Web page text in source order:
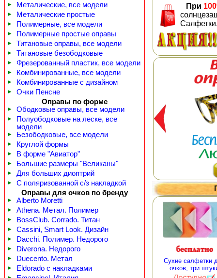
► Металические, все модели
► Металические простые
► Полимерные, все модели
► Полимерные простые оправы
► Титановые оправы, все модели
► Титановые безободковые
► Фрезерованный пластик, все модели
► Комбинированные, все модели
► Комбинированные с дизайном
►
Очки Пенсне
Оправы по форме
► Ободковые оправы, все модели
►
Полуободковые на леске, все
модели
► Безободковые, все модели
► Круглой формы
► В форме "Авиатор"
► Большие размеры "Великаны"
► Для больших диоптрий
►
С поляризованной с/з накладкой
Оправы для очков по бренду
► Alberto Moretti
► Athena. Метал. Полимер
► BossClub. Corrado. Титан
► Cassini, Smart Look. Дизайн
► Dacchi. Полимер. Недорого
► Diverona. Недорого
► Duecento. Метал
► Eldorado с накладками
При
Сухие салфетки
очков, три